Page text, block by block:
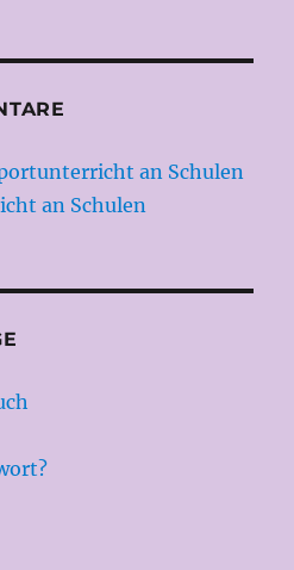
an Schulen
an Schulen